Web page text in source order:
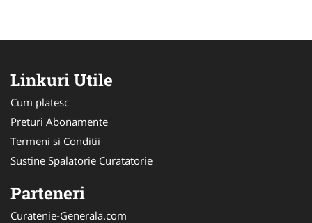
Linkuri Utile
Cum platesc
Preturi Abonamente
Termeni si Conditii
Sustine Spalatorie Curatatorie
Parteneri
Curatenie-Generala.com